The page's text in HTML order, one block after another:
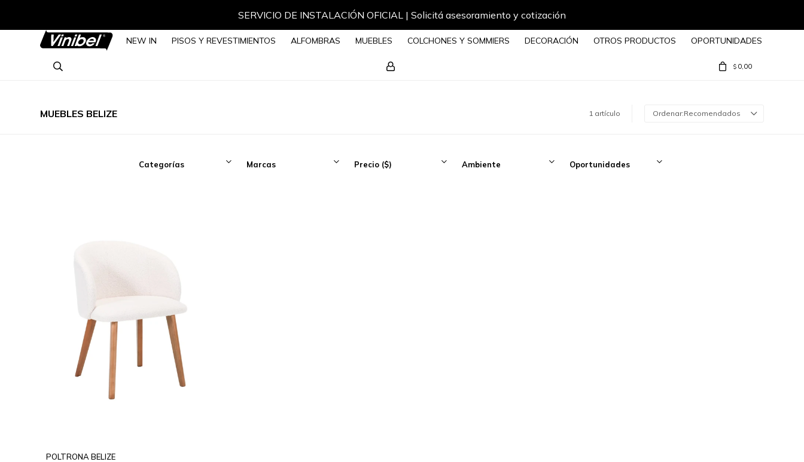
SERVICIO DE INSTALACIÓN OFICIAL | Solicitá asesoramiento y cotización
NEW IN PISOS Y REVESTIMIENTOS ALFOMBRAS MUEBLES COLCHONES Y SOMMIERS DECORACIÓN OTROS PRODUCTOS OPORTUNIDADES
$ 0,00
MUEBLES BELIZE 1 artículo Recomendados
POLTRONA BELIZE
Categorías Marcas Precio ($) Ambiente Oportunidades